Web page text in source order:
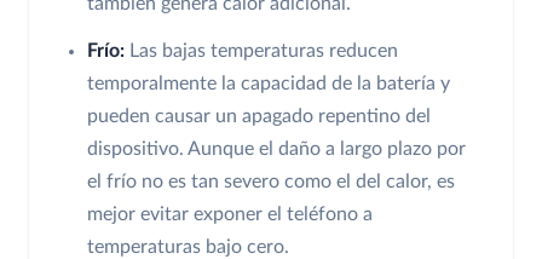
Frío: Las bajas temperaturas reducen
temporalmente la capacidad de la batería y
pueden causar un apagado repentino del
dispositivo. Aunque el daño a largo plazo por
el frío no es tan severo como el del calor, es
mejor evitar exponer el teléfono a
temperaturas bajo cero.